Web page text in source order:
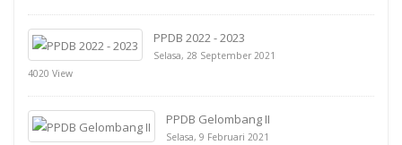
PPDB 2022 - 2023
Selasa, 28 September 2021
4020 View
PPDB Gelombang II
Selasa, 9 Februari 2021